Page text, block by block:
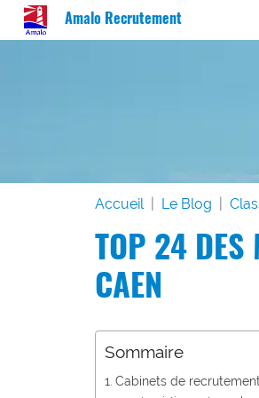
Amalo Recrutement
Accueil Le Blog
TOP 24 DES
CAEN
Sommaire
Cabinets de